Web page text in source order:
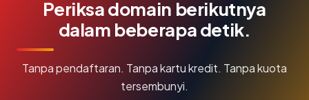
Periksa domain berikutnya
dalam beberapa detik.
Tanpa pendaftaran. Tanpa kartu kredit. Tanpa kuota
tersembunyi.